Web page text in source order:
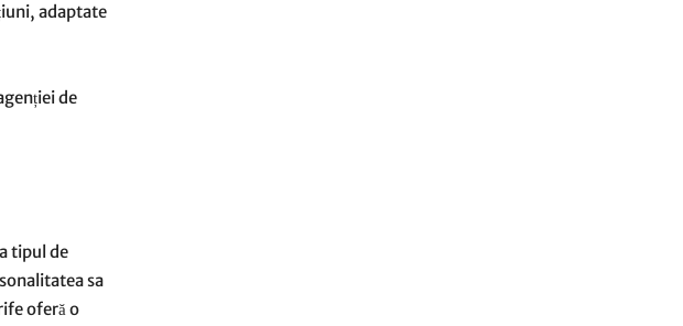
adaptate
de
tipul de
sa
oferă o